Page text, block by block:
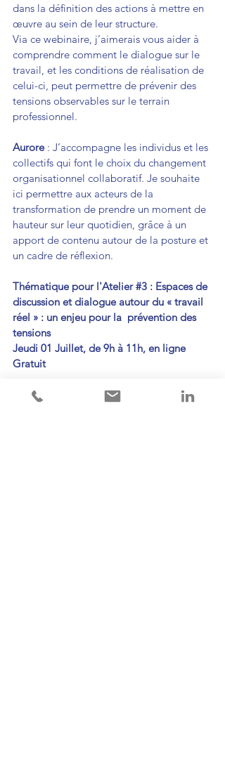
dans la définition des actions à mettre en
œuvre au sein de leur structure.
Via ce webinaire, j’aimerais vous aider à
comprendre comment le dialogue sur le
travail, et les conditions de réalisation de
celui-ci, peut permettre de prévenir des
tensions observables sur le terrain
professionnel.
Aurore : J’accompagne les individus et les
collectifs qui font le choix du changement
organisationnel collaboratif. Je souhaite
ici permettre aux acteurs de la
transformation de prendre un moment de
hauteur sur leur quotidien, grâce à un
apport de contenu autour de la posture et
un cadre de réflexion.
Thématique pour l'Atelier #3 : Espaces de
discussion et dialogue autour du « travail
réel » : un enjeu pour la  prévention des
tensions
Jeudi 01 Juillet, de 9h à 11h, en ligne
Gratuit